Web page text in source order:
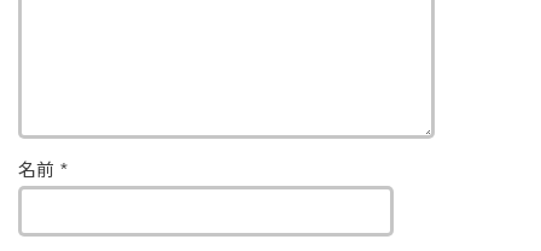
名前 *